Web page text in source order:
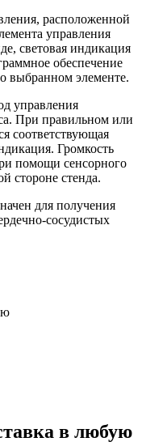
расположенной
управления
световая индикация
обеспечение
выбранном элементе.
управления
При правильном или
соответствующая
Громкость
помощи сенсорного
стороне стенда.
для получения
сосудистых
в любую